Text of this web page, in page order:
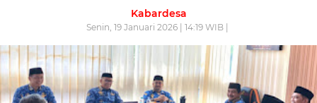
Kabardesa
Senin, 19 Januari 2026 | 14:19 WIB |